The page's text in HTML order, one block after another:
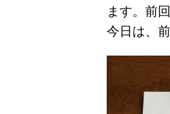
ます。前
今日は、